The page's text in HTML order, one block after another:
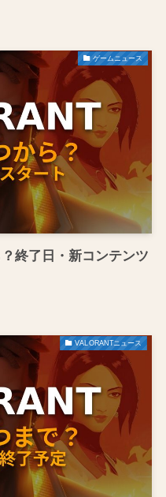
ゲームニュース
終了日・新コンテンツ
VALORANTニュース